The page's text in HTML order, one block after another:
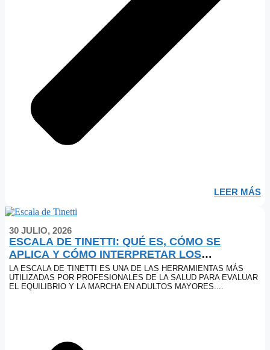
LEER MÁS
30 JULIO, 2026
ESCALA DE TINETTI: QUÉ ES, CÓMO SE
APLICA Y CÓMO INTERPRETAR LOS
RESULTADOS
LA ESCALA DE TINETTI ES UNA DE LAS HERRAMIENTAS MÁS
UTILIZADAS POR PROFESIONALES DE LA SALUD PARA EVALUAR
EL EQUILIBRIO Y LA MARCHA EN ADULTOS MAYORES....